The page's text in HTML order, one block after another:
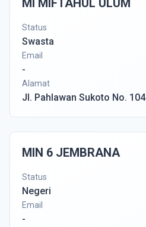
MI MIFTAHUL ULUM
Status
Swasta
Email
-
Alamat
Jl. Pahlawan Sukoto No.
MIN 6 JEMBRANA
Status
Negeri
Email
-